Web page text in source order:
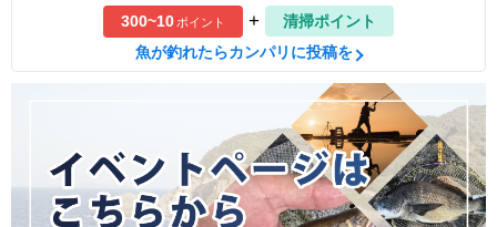
300~10ポイント +
清掃ポイント
魚が釣れたらカンパリに投稿を